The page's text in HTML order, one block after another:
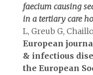
faecium causing
in a tertiary care
L, Greub G,
European
& infectious
the European